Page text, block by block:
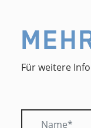
Für weitere